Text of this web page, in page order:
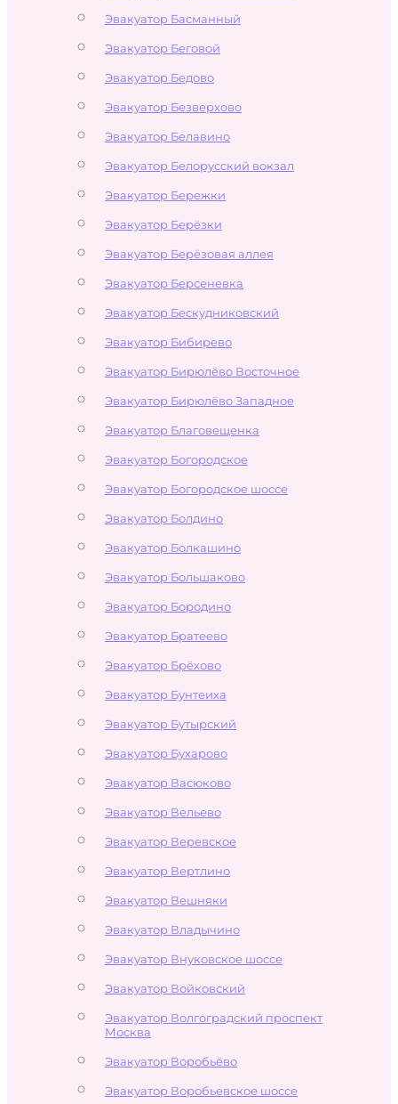
Эвакуатор Басманный
Эвакуатор Беговой
Эвакуатор Бедово
Эвакуатор Безверхово
Эвакуатор Белавино
Эвакуатор Белорусский вокзал
Эвакуатор Бережки
Эвакуатор Берёзки
Эвакуатор Берёзовая аллея
Эвакуатор Берсеневка
Эвакуатор Бескудниковский
Эвакуатор Бибирево
Эвакуатор Бирюлёво Восточное
Эвакуатор Бирюлёво Западное
Эвакуатор Благовещенка
Эвакуатор Богородское
Эвакуатор Богородское шоссе
Эвакуатор Болдино
Эвакуатор Болкашино
Эвакуатор Большаково
Эвакуатор Бородино
Эвакуатор Братеево
Эвакуатор Брёхово
Эвакуатор Бунтеиха
Эвакуатор Бутырский
Эвакуатор Бухарово
Эвакуатор Васюково
Эвакуатор Вельево
Эвакуатор Веревское
Эвакуатор Вертлино
Эвакуатор Вешняки
Эвакуатор Владычино
Эвакуатор Внуковское шоссе
Эвакуатор Войковский
Эвакуатор Волгоградский проспект
Москва
Эвакуатор Воробьёво
Эвакуатор Воробьевское шоссе